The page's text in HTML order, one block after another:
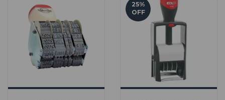
25%
OFF